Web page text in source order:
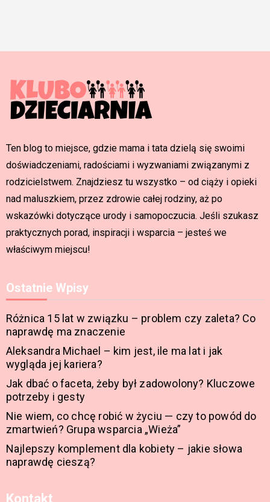
Ten blog to miejsce, gdzie mama i tata dzielą się swoimi
doświadczeniami, radościami i wyzwaniami związanymi z
rodzicielstwem. Znajdziesz tu wszystko – od ciąży i opieki
nad maluszkiem, przez zdrowie całej rodziny, aż po
wskazówki dotyczące urody i samopoczucia. Jeśli szukasz
praktycznych porad, inspiracji i wsparcia – jesteś we
właściwym miejscu!
Ostatnie Wpisy
Różnica 15 lat w związku – problem czy zaleta? Co
naprawdę ma znaczenie
Aleksandra Michael – kim jest, ile ma lat i jak
wygląda jej kariera?
Jak dbać o faceta, żeby był zadowolony? Kluczowe
potrzeby i gesty
Nie wiem, co chcę robić w życiu — czy to powód do
zmartwień? Grupa wsparcia „Wieża”
Najlepszy komplement dla kobiety – jakie słowa
naprawdę cieszą?
Kontakt